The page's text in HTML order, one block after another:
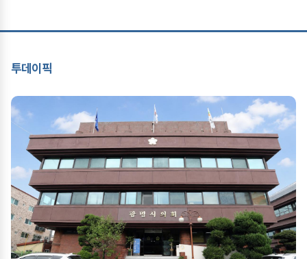
투데이픽